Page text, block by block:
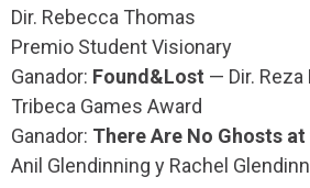
Dir. Rebecca Thomas
Premio Student Visionary
Ganador: Found&Lost — Dir. Reza
Tribeca Games Award
Ganador: There Are No Ghosts
Anil Glendinning y Rachel